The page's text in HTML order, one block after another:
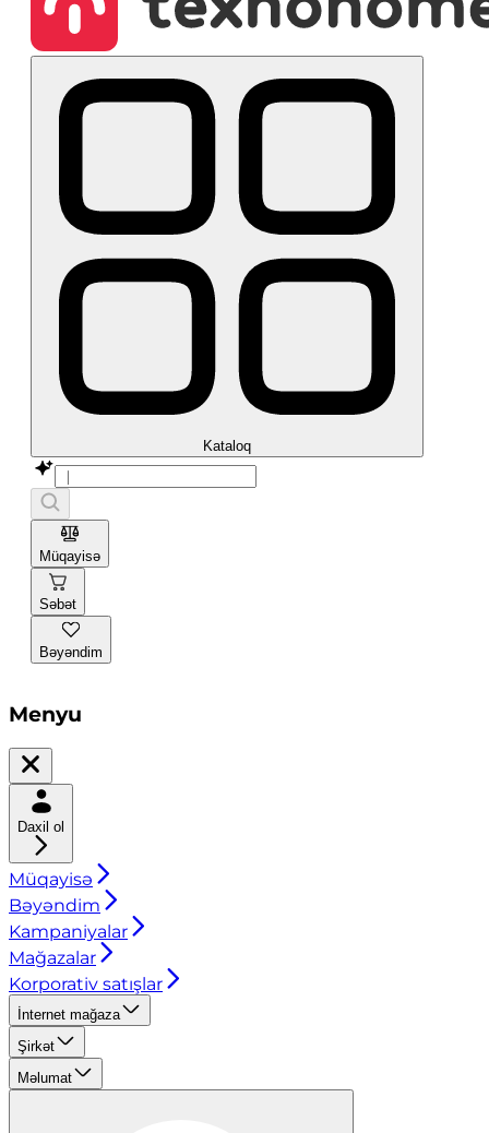
Kataloq
Müqayisə
Səbət
Bəyəndim
Menyu
Daxil ol
Müqayisə
Bəyəndim
Kampaniyalar
Mağazalar
Korporativ satışlar
İnternet mağaza
Şirkət
Məlumat